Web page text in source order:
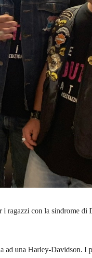
ragazzi con la sindrome di
ad una Harley-Davidson. I